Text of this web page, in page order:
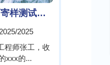
关于河北水处理厂寄样测试报告!
2025
程师张工，收
xxx的...